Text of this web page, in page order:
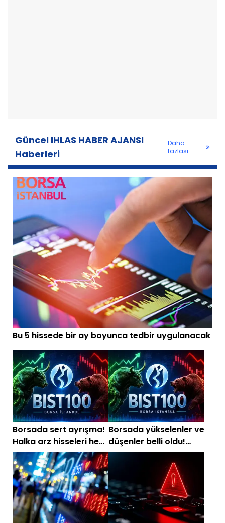
Güncel IHLAS HABER AJANSI
Haberleri
Daha
fazlası
Bu 5 hissede bir ay boyunca tedbir uygulanacak
Borsada sert ayrışma!
Halka arz hisseleri hem
zirvede hem dipte
Borsada yükselenler ve
düşenler belli oldu!
Halka arzlar ilk 5'te